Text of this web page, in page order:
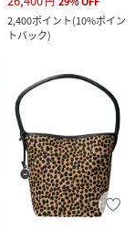
2,400ポイント(10%ポイン
トバック)